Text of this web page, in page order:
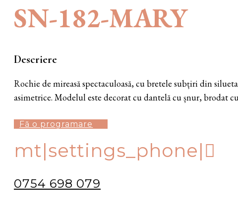
SN-182-MARY
Descriere
Rochie de mireasă spectaculoasă, cu bretele subțiri din
asimetrice. Modelul este decorat cu dantelă cu șnur, brodat
Fă o programare
mt|settings_phone|
0754 698 079